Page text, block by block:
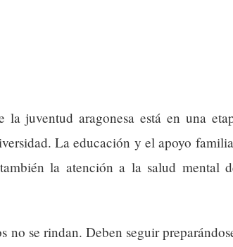
la juventud aragonesa está en una
La educación y el apoyo
la atención a la salud mental
no se rindan. Deben seguir